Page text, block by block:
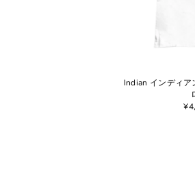
Indian インディア